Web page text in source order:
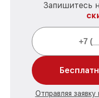
Запишитесь
Отправляя